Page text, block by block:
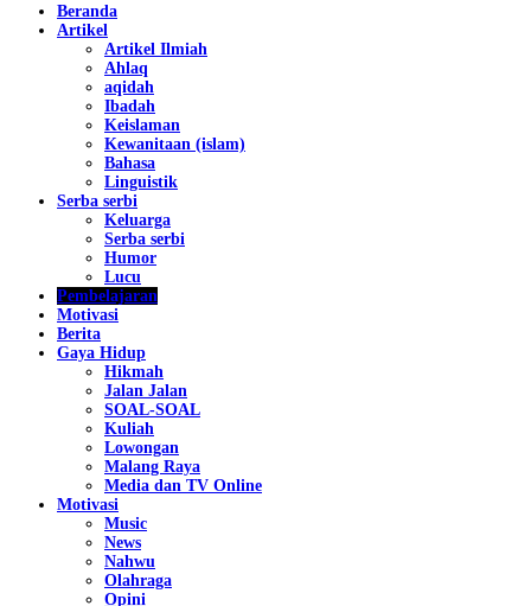
Beranda
Artikel
Artikel Ilmiah
Ahlaq
aqidah
Ibadah
Keislaman
Kewanitaan (islam)
Bahasa
Linguistik
Serba serbi
Keluarga
Serba serbi
Humor
Lucu
Pembelajaran
Motivasi
Berita
Gaya Hidup
Hikmah
Jalan Jalan
SOAL-SOAL
Kuliah
Lowongan
Malang Raya
Media dan TV Online
Motivasi
Music
News
Nahwu
Olahraga
Opini